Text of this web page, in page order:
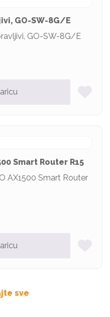
GO-SW-8G/E
GO-SW-8G/E
Smart Router R15
AX1500 Smart Router
sve